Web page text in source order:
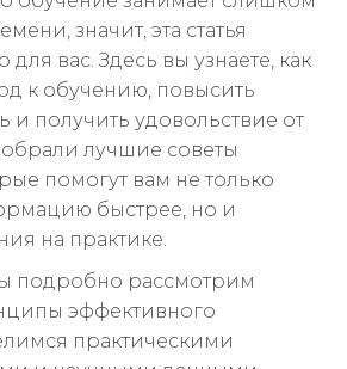
значит, эта статья
вас. Здесь вы узнаете, как
к обучению, повысить
и получить удовольствие от
лучшие советы
помогут вам не только
быстрее, но и
на практике.
подробно рассмотрим
эффективного
практическими